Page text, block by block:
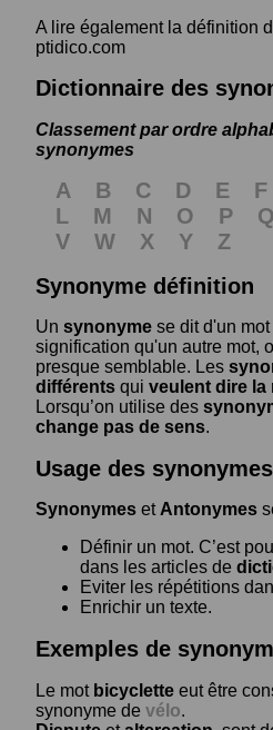
A lire également la définition
ptidico.com
Dictionnaire des
Classement par ordre
synonymes
A B C D E F
L
M N O P Q
V
W X Y
Z
Synonyme définition
Un synonyme se dit d'un
signification qu'un autre mot,
presque semblable. Les
différents qui veulent dire la
Lorsqu’on utilise des
change pas de sens.
Usage des synonymes
Synonymes etAntonymes
Définir un mot. C’est
dans les articles de
Eviter les répétitions
Enrichir un texte.
Exemples de
Le mot bicyclette eut être
synonyme de vélo.